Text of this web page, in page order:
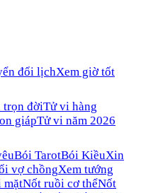
đổi lịchXem giờ tốt
trọn đờiTử vi hàng
giápTử vi năm 2026
Bói TarotBói KiềuXin
vợ chồngXem tướng
mặtNốt ruồi cơ thểNốt